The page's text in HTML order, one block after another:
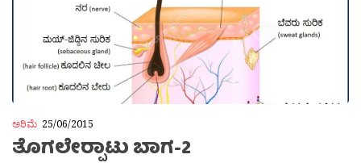
ಅರಿಮೆ 25/06/2015
ತೊಗಲೇರ‍್ಪಾಟು ಬಾಗ-2